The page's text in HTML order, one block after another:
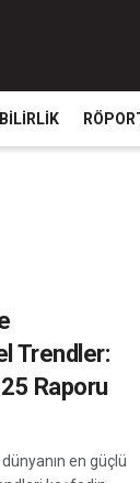
Trendler:
Raporu
en güçlü